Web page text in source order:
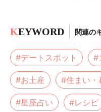
KEYWORD 関連の
#デートスポット #
#お土産 #住まい・
#星座占い #レシピ